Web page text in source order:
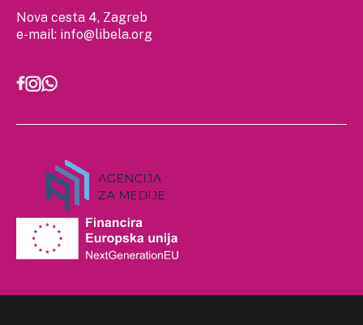
Nova cesta 4, Zagreb
e-mail: info@libela.org